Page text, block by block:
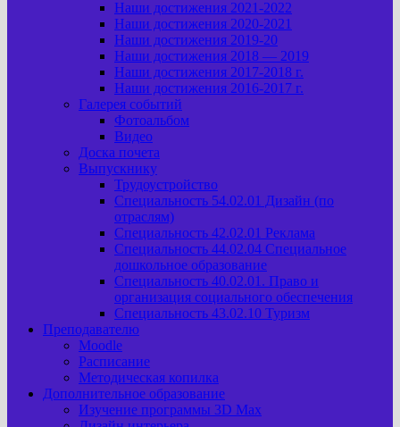
Наши достижения 2021-2022
Наши достижения 2020-2021
Наши достижения 2019-20
Наши достижения 2018 — 2019
Наши достижения 2017-2018 г.
Наши достижения 2016-2017 г.
Галерея событий
Фотоальбом
Видео
Доска почета
Выпускнику
Трудоустройство
Специальность 54.02.01 Дизайн (по
отраслям)
Специальность 42.02.01 Реклама
Специальность 44.02.04 Специальное
дошкольное образование
Специальность 40.02.01. Право и
организация социального обеспечения
Специальность 43.02.10 Туризм
Преподавателю
Moodle
Расписание
Методическая копилка
Дополнительное образование
Изучение программы 3D Max